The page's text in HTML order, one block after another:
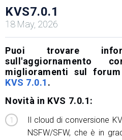
KVS7.0.1
18 May, 2026
Puoi trovare
sull'aggiornamento
miglioramenti sul
KVS 7.0.1 .
Novità in KVS 7.0.1:
Il cloud di conversione
NSFW/SFW, che è in